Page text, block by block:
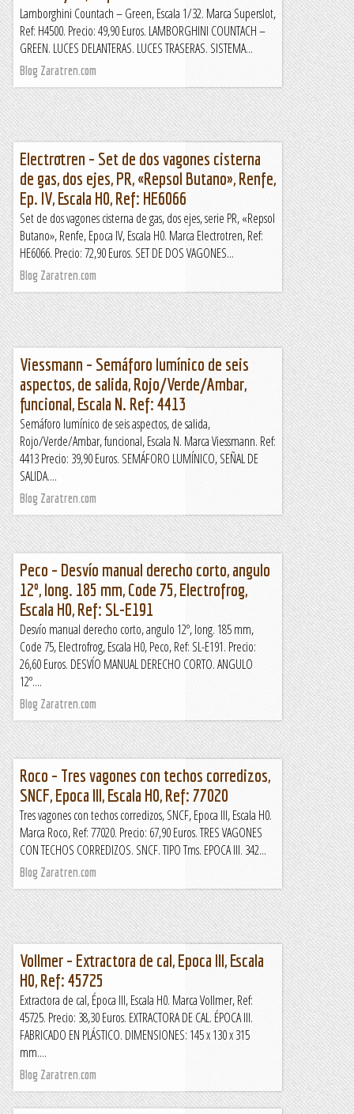
Lamborghini Countach – Green, Escala 1/32. Marca Superslot,
Ref: H4500. Precio: 49,90 Euros. LAMBORGHINI COUNTACH –
GREEN. LUCES DELANTERAS. LUCES TRASERAS. SISTEMA...
Blog Zaratren.com
Electrotren – Set de dos vagones cisterna
de gas, dos ejes, PR, «Repsol Butano», Renfe,
Ep. IV, Escala H0, Ref: HE6066
Set de dos vagones cisterna de gas, dos ejes, serie PR, «Repsol
Butano», Renfe, Epoca IV, Escala H0. Marca Electrotren, Ref:
HE6066. Precio: 72,90 Euros. SET DE DOS VAGONES...
Blog Zaratren.com
Viessmann – Semáforo lumínico de seis
aspectos, de salida, Rojo/Verde/Ambar,
funcional, Escala N. Ref: 4413
Semáforo lumínico de seis aspectos, de salida,
Rojo/Verde/Ambar, funcional, Escala N. Marca Viessmann. Ref:
4413 Precio: 39,90 Euros. SEMÁFORO LUMÍNICO, SEÑAL DE
SALIDA....
Blog Zaratren.com
Peco – Desvío manual derecho corto, angulo
12º, long. 185 mm, Code 75, Electrofrog,
Escala H0, Ref: SL-E191
Desvío manual derecho corto, angulo 12º, long. 185 mm,
Code 75, Electrofrog, Escala H0, Peco, Ref: SL-E191. Precio:
26,60 Euros. DESVÍO MANUAL DERECHO CORTO. ANGULO
12º....
Blog Zaratren.com
Roco – Tres vagones con techos corredizos,
SNCF, Epoca III, Escala H0, Ref: 77020
Tres vagones con techos corredizos, SNCF, Epoca III, Escala H0.
Marca Roco, Ref: 77020. Precio: 67,90 Euros. TRES VAGONES
CON TECHOS CORREDIZOS. SNCF. TIPO Tms. EPOCA III. 342...
Blog Zaratren.com
Vollmer – Extractora de cal, Epoca III, Escala
H0, Ref: 45725
Extractora de cal, Época III, Escala H0. Marca Vollmer, Ref:
45725. Precio: 38,30 Euros. EXTRACTORA DE CAL. ÉPOCA III.
FABRICADO EN PLÁSTICO. DIMENSIONES: 145 x 130 x 315
mm....
Blog Zaratren.com